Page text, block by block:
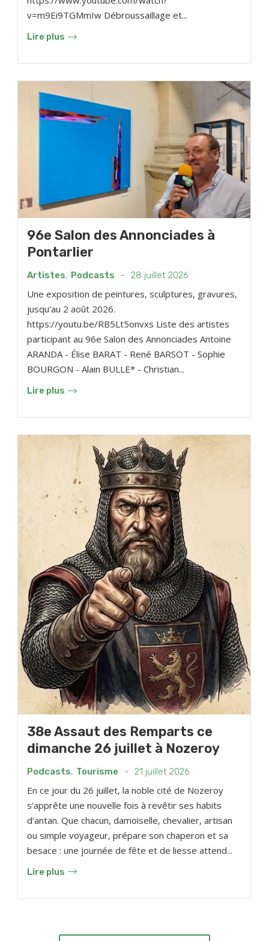
v=m9Ei9TGMmIw Débroussaillage et...
Lire plus
96e Salon des Annonciades à
Pontarlier
Artistes, Podcasts - 28 juillet 2026
Une exposition de peintures, sculptures, gravures,
jusqu'au 2 août 2026.
https://youtu.be/RB5Lt5onvxs Liste des artistes
participant au 96e Salon des Annonciades Antoine
ARANDA - Élise BARAT - René BARSOT - Sophie
BOURGON - Alain BULLE* - Christian...
Lire plus
38e Assaut des Remparts ce
dimanche 26 juillet à Nozeroy
Podcasts, Tourisme - 21 juillet 2026
En ce jour du 26 juillet, la noble cité de Nozeroy
s’apprête une nouvelle fois à revêtir ses habits
d’antan. Que chacun, damoiselle, chevalier, artisan
ou simple voyageur, prépare son chaperon et sa
besace : une journée de fête et de liesse attend...
Lire plus